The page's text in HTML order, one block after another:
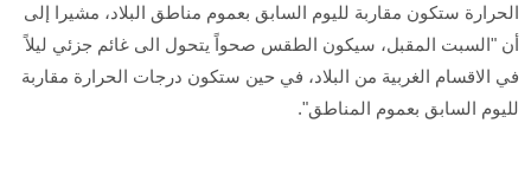
الحرارة ستكون مقاربة لليوم السابق بعموم مناطق البلاد، مشيرا إلى
أن "السبت المقبل، سيكون الطقس صحواً يتحول الى غائم جزئي ليلاً
في الاقسام الغربية من البلاد، في حين ستكون درجات الحرارة مقاربة
لليوم السابق بعموم المناطق".